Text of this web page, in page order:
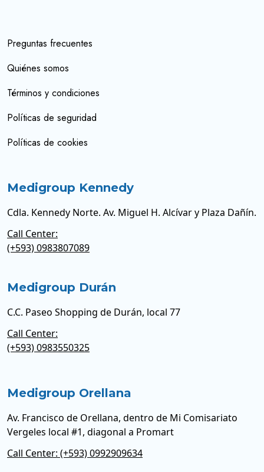
Preguntas frecuentes
Quiénes somos
Términos y condiciones
Políticas de seguridad
Políticas de cookies
Medigroup Kennedy
Cdla. Kennedy Norte. Av. Miguel H. Alcívar y Plaza Dañín.
Call Center:
(+593) 0983807089
Medigroup Durán
C.C. Paseo Shopping de Durán, local 77
Call Center:
(+593) 0983550325
Medigroup Orellana
Av. Francisco de Orellana, dentro de Mi Comisariato
Vergeles local #1, diagonal a Promart
Call Center: (+593) 0992909634